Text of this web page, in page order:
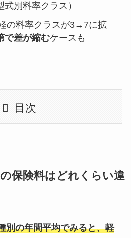
別料率クラス）
の料率クラスが3→7に拡
で差が縮むケースも
目次
保険料はどれくらい違
別の年間平均でみると、軽